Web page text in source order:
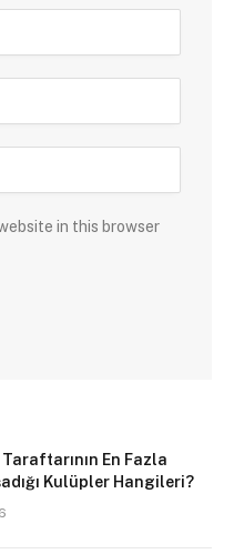
in this browser
En Fazla
Kulüpler Hangileri?